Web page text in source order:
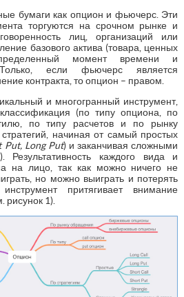
бумаги как опцион и фьючерс. Эти
торгуются на срочном рынке и
лиц, организаций или
базового актива (товара, ценных
момент времени и
если фьючерс является
контракта, то опцион – правом.
и многогранный инструмент,
(по типу опциона, по
по типу расчетов и по рынку
начиная от самый простых
Put, Long Put) и заканчивая сложными
каждого вида и
на лицо, так как можно ничего не
но можно выиграть и потерять
притягивает внимание
рисунок 1).